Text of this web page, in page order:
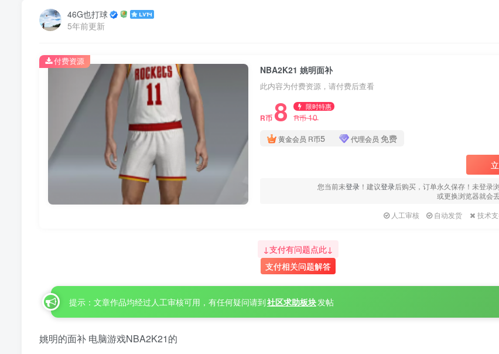
46G也打球
5年前更新
NBA2K21 姚明面补
此内容为付费资源，请付费后查看
R币 8 限时特惠
R币10
黄金会员 R币5 代理会员 免费
您当前未登录 ！建议登录后购买，订单永久保存！未登录
或更换浏览器就会
人工审核
自动发货 技术
付费资源
↓支付有问题点此↓
支付相关问题解答
提示：文章作品均经过人工审核可用，有任何疑问请到社区求助板块发帖
姚明的面补 电脑游戏NBA2K21的
QQ登录
隐私声明